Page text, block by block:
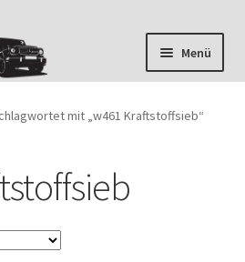
Menü
mit „w461 Kraftstoffsieb“